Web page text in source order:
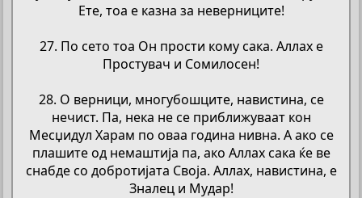
Ете, тоа е казна за неверниците!
27. По сето тоа Он прости кому сака. Аллах е
Простувач и Сомилосен!
28. О верници, многубошците, навистина, се
нечист. Па, нека не се приближуваат кон
Месџидул Харам по оваа година нивна. А ако се
плашите од немаштија па, ако Аллах сака ќе ве
снабде со добротијата Своја. Аллах, навистина, е
Зналец и Мудар!